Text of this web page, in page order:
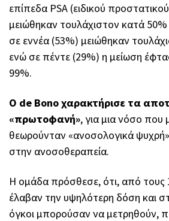
επίπεδα PSA (ειδικού
μειώθηκαν τουλάχιστον κατά
σε εννέα (53%) μειώθηκαν
ενώ σε πέντε (29%) η μείωση
99%.
Ο de Bono χαρακτήρισε τα
«πρωτοφανή», για μια νόσο που
θεωρούνταν «ανοσολογικά
στην ανοσοθεραπεία.
Η ομάδα πρόσθεσε, ότι, από τους
έλαβαν την υψηλότερη δόση και
όγκοι μπορούσαν να μετρηθούν,